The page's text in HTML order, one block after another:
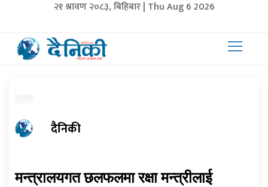
२१ श्रावण २०८३, बिहिबार | Thu Aug 6 2026
दैनिकी
मन्त्रालयगत छलफलमा रक्षा मन्त्रीलाई